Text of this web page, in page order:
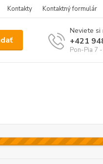
Kontakty Kontaktný formulár
Neviete si
+421
Pon-Pia 7